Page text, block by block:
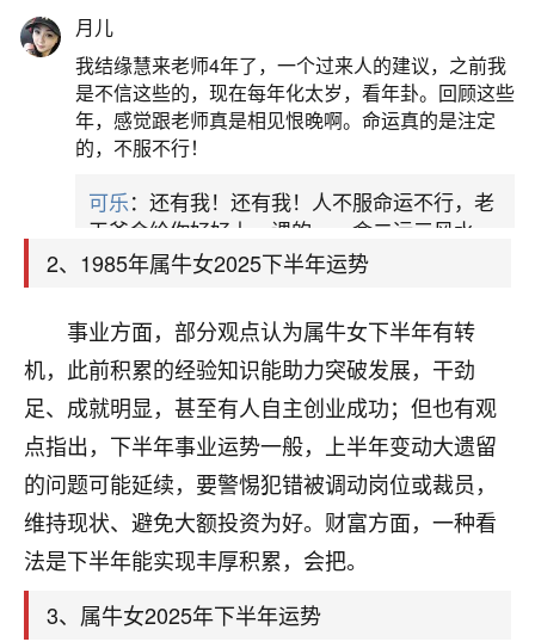
运势整体表现平稳且有上升趋势。1.事业机会增
多：随着工作经验的不断积累，在下半年，你将有
机会承担更多重要的工作任务。这不仅是对你能力
的认可，也是提升职业地位的好时机。在“华盖”吉星
的庇佑下，你的自信心和行动力将显著增强，使得
你在工作中更加得心应手，容易获得上司的认可
2、1985年属牛女2025下半年运势
事业方面，部分观点认为属牛女下半年有转
机，此前积累的经验知识能助力突破发展，干劲
足、成就明显，甚至有人自主创业成功；但也有观
点指出，下半年事业运势一般，上半年变动大遗留
的问题可能延续，要警惕犯错被调动岗位或裁员，
维持现状、避免大额投资为好。财富方面，一种看
法是下半年能实现丰厚积累，会把。
3、属牛女2025年下半年运势
月儿
我结缘慧来老师4年了，一个过来人的建议，之前我
是不信这些的，现在每年化太岁，看年卦。回顾这些
年，感觉跟老师真是相见恨晚啊。命运真的是注定
的，不服不行！
可乐：还有我！还有我！人不服命运不行，老
天爷会给你好好上一课的。一命二运三风水，
哪样不服都不行！
卦，认识老师3年了，都是缘分啊！
17分钟前 来自湖北 19
心若莲花
我是做餐饮的，这两年，生意屡屡受挫，店开一家关
一家，要么生意不好，生意好的就出事。前些年攒的
家底快败光了，真是倒霉！我也想找人看看到底怎么
回事？
啊！